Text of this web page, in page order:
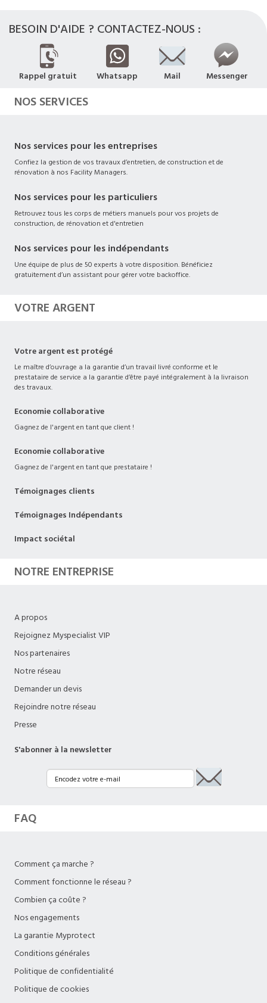
BESOIN D'AIDE ? CONTACTEZ-NOUS :
Rappel gratuit Whatsapp Mail Messenger
NOS SERVICES
Nos services pour les entreprises
Confiez la gestion de vos travaux d’entretien, de construction et de
rénovation à nos Facility Managers.
Nos services pour les particuliers
Retrouvez tous les corps de métiers manuels pour vos projets de
construction, de rénovation et d'entretien
Nos services pour les indépendants
Une équipe de plus de 50 experts à votre disposition. Bénéficiez
gratuitement d’un assistant pour gérer votre backoffice.
VOTRE ARGENT
Votre argent est protégé
Le maître d’ouvrage a la garantie d’un travail livré conforme et le
prestataire de service a la garantie d’être payé intégralement à la livraison
des travaux.
Economie collaborative
Gagnez de l'argent en tant que client !
Economie collaborative
Gagnez de l'argent en tant que prestataire !
Témoignages clients
Témoignages Indépendants
Impact sociétal
NOTRE ENTREPRISE
A propos
Rejoignez Myspecialist VIP
Nos partenaires
Notre réseau
Demander un devis
Rejoindre notre réseau
Presse
S'abonner à la newsletter
FAQ
Comment ça marche ?
Comment fonctionne le réseau ?
Combien ça coûte ?
Nos engagements
La garantie Myprotect
Conditions générales
Politique de confidentialité
Politique de cookies